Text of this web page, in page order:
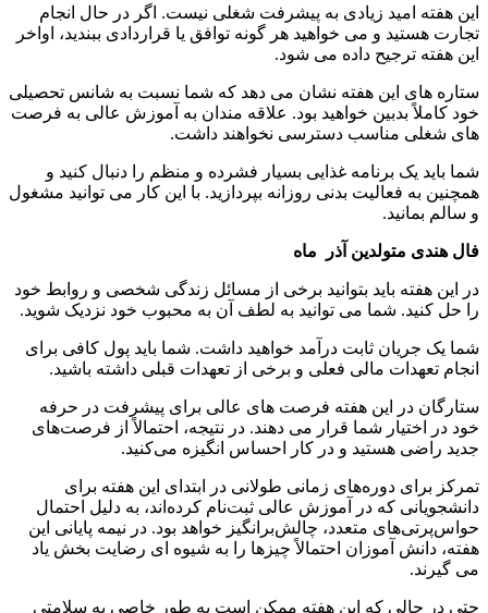
این هفته امید زیادی به پیشرفت شغلی نیست. اگر در حال انجام
تجارت هستید و می خواهید هر گونه توافق یا قراردادی ببندید، اواخر
این هفته ترجیح داده می شود.
ستاره های این هفته نشان می دهد که شما نسبت به شانس تحصیلی
خود کاملاً بدبین خواهید بود. علاقه مندان به آموزش عالی به فرصت
های شغلی مناسب دسترسی نخواهند داشت.
شما باید یک برنامه غذایی بسیار فشرده و منظم را دنبال کنید و
همچنین به فعالیت بدنی روزانه بپردازید. با این کار می توانید مشغول
و سالم بمانید.
فال هندی متولدین آذر ماه
در این هفته باید بتوانید برخی از مسائل زندگی شخصی و روابط خود
را حل کنید. شما می توانید به لطف آن به محبوب خود نزدیک شوید.
شما یک جریان ثابت درآمد خواهید داشت. شما باید پول کافی برای
انجام تعهدات مالی فعلی و برخی از تعهدات قبلی داشته باشید.
ستارگان در این هفته فرصت های عالی برای پیشرفت در حرفه
خود در اختیار شما قرار می دهند. در نتیجه، احتمالاً از فرصت‌های
جدید راضی هستید و در کار احساس انگیزه می‌کنید.
تمرکز برای دوره‌های زمانی طولانی در ابتدای این هفته برای
دانشجویانی که در آموزش عالی ثبت‌نام کرده‌اند، به دلیل احتمال
حواس‌پرتی‌های متعدد، چالش‌برانگیز خواهد بود. در نیمه پایانی این
هفته، دانش آموزان احتمالاً چیزها را به شیوه ای رضایت بخش یاد
می گیرند.
حتی در حالی که این هفته ممکن است به طور خاصی به سلامتی